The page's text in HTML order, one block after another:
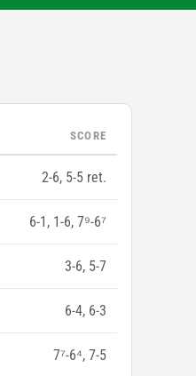
SCORE
2-6, 5-5 ret.
6-1, 1-6, 7⁹-6⁷
3-6, 5-7
6-4, 6-3
7⁷-6⁴, 7-5